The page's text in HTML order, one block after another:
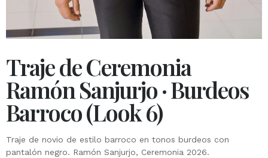
Traje de Ceremonia
Ramón Sanjurjo · Burdeos
Barroco (Look 6)
Traje de novio de estilo barroco en tonos burdeos con
pantalón negro. Ramón Sanjurjo, Ceremonia 2026.